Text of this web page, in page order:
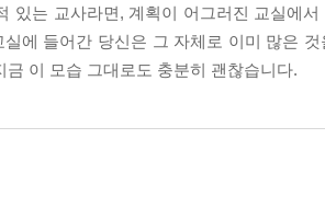
있는 교사라면, 계획이 어그러진 교실에
에 들어간 당신은 그 자체로 이미 많은
이 모습 그대로도 충분히 괜찮습니다.